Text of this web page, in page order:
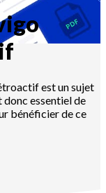
est un sujet
essentiel de
bénéficier de ce